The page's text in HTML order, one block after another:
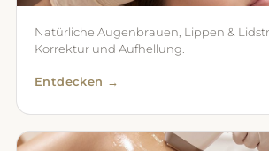
Natürliche Augenbrauen, Lippen &
Korrektur und Aufhellung.
Entdecken →